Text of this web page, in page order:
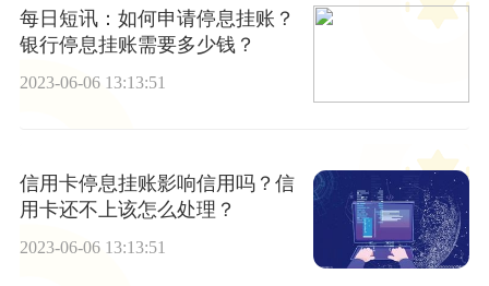
每日短讯：如何申请停息挂账？
银行停息挂账需要多少钱？
2023-06-06 13:13:51
信用卡停息挂账影响信用吗？信
用卡还不上该怎么处理？
2023-06-06 13:13:51